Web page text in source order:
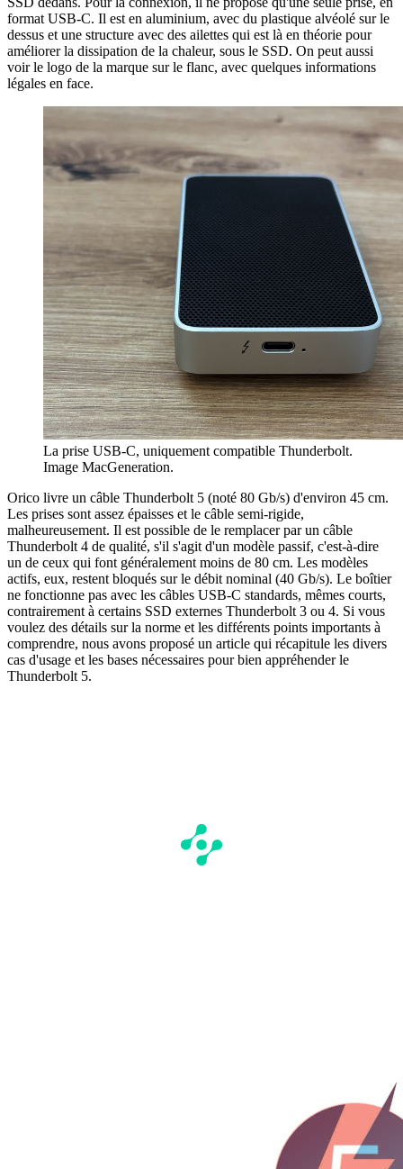
format USB-C. Il est en aluminium, avec du plastique alvéolé sur le
dessus et une structure avec des ailettes qui est là en théorie pour
améliorer la dissipation de la chaleur, sous le SSD. On peut aussi
voir le logo de la marque sur le flanc, avec quelques informations
légales en face.
La prise USB-C, uniquement compatible Thunderbolt.
Image MacGeneration.
Orico livre un câble Thunderbolt 5 (noté 80 Gb/s) d'environ 45 cm.
Les prises sont assez épaisses et le câble semi-rigide,
malheureusement. Il est possible de le remplacer par un câble
Thunderbolt 4 de qualité, s'il s'agit d'un modèle passif, c'est-à-dire
un de ceux qui font généralement moins de 80 cm. Les modèles
actifs, eux, restent bloqués sur le débit nominal (40 Gb/s). Le boîtier
ne fonctionne pas avec les câbles USB-C standards, mêmes courts,
contrairement à certains SSD externes Thunderbolt 3 ou 4. Si vous
voulez des détails sur la norme et les différents points importants à
comprendre, nous avons proposé un article qui récapitule les divers
cas d'usage et les bases nécessaires pour bien appréhender le
Thunderbolt 5.